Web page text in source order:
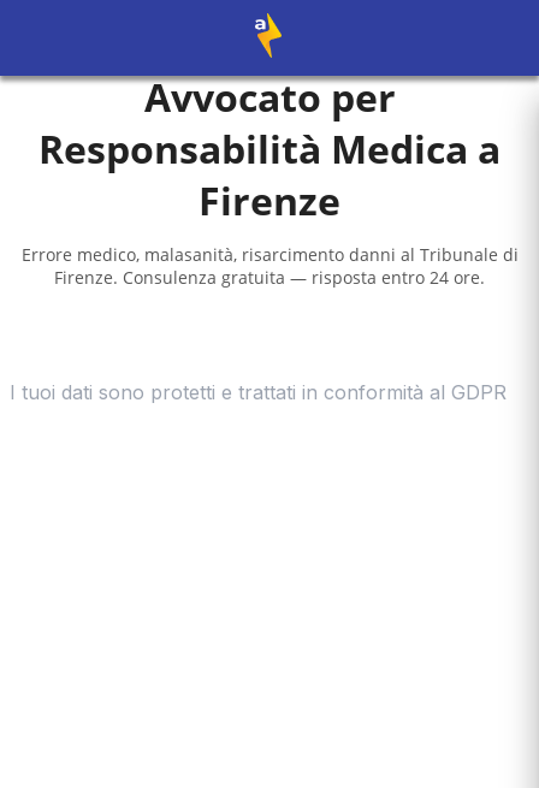
Avvocato per
Responsabilità Medica a
Firenze
Errore medico, malasanità, risarcimento danni al Tribunale di
Firenze. Consulenza gratuita — risposta entro 24 ore.